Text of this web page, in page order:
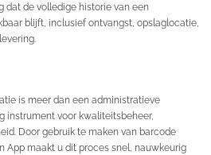
dat de volledige historie van een
blijft, inclusief ontvangst, opslaglocatie,
is meer dan een administratieve
instrument voor kwaliteitsbeheer,
Door gebruik te maken van barcode
App maakt u dit proces snel, nauwkeurig